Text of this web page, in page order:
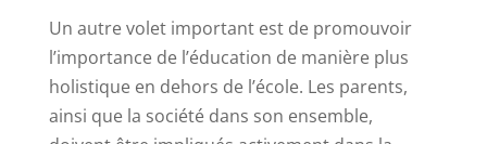
Un autre volet important est de promouvoir
l’importance de l’éducation de manière plus
holistique en dehors de l’école. Les parents,
ainsi que la société dans son ensemble,